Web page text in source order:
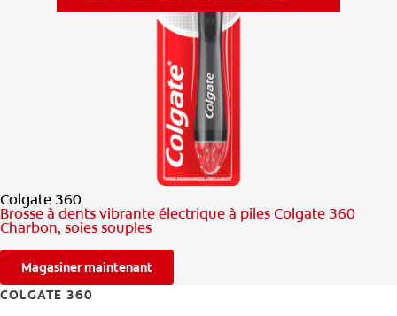
RECHERCHE DES SOLUTIONS IDÉALES
POUR LES PROFESSIONNELS
Colgate 360
Brosse à dents vibrante électrique à piles Colgate 360
Charbon, soies souples
Magasiner maintenant
COLGATE 360